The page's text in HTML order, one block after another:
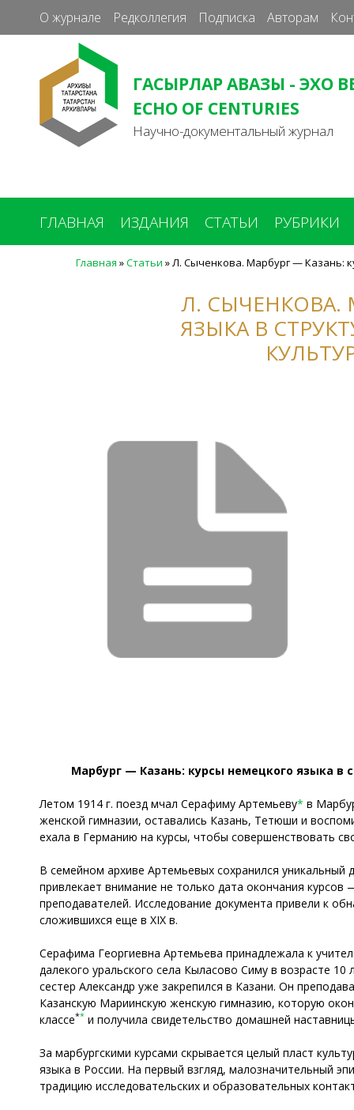
О журнале Редколлегия Подписка Авторам
ГАСЫРЛАР АВАЗЫ - ЭХО
ECHO OF CENTURIES
Научно-документальный журнал
ГЛАВНАЯ ИЗДАНИЯ СТАТЬИ РУБРИКИ
Главная »Статьи »Л. Сыченкова. Марбург — Казань:
Л. СЫЧЕНКОВА.
ЯЗЫКА В
Марбург — Казань: курсы немецкого языка в
Летом 1914 г. поезд мчал Серафиму Артемьеву* в
женской гимназии, оставались Казань, Тетюши и
ехала в Германию на курсы, чтобы совершенствовать
В семейном архиве Артемьевых сохранился
привлекает внимание не только дата окончания
преподавателей. Исследование документа привели к
сложившихся еще в XIX в.
Серафима Георгиевна Артемьева принадлежала к
далекого уральского села Кыласово Симу в возрасте
сестер Александр уже закрепился в Казани. Он
Казанскую Мариинскую женскую гимназию, которую
классе** и получила свидетельство домашней
За марбургскими курсами скрывается целый пласт
языка в России. На первый взгляд, малозначительный
традицию исследовательских и образовательных